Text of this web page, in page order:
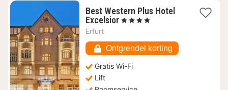
Best Western Plus Hotel
Excelsior1
€
106,33
, 4 Sterren
Erfurt
Ontgrendel korting
Gratis Wi-Fi
Lift